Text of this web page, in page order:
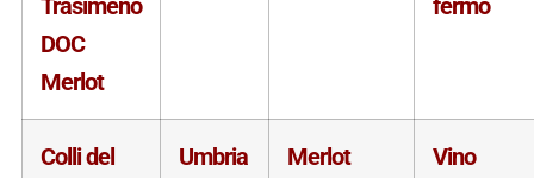
DOC
Merlot
Colli del
Umbria Merlot
Vino